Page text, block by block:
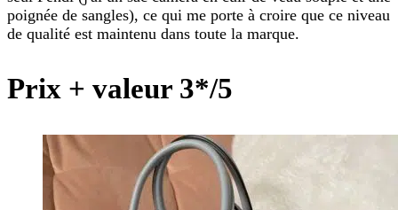
poignée de sangles), ce qui me porte à croire que ce niveau
de qualité est maintenu dans toute la marque.
Prix + valeur 3*/5